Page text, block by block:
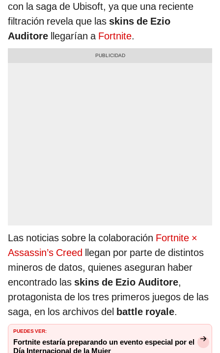
con la saga de Ubisoft, ya que una reciente
filtración revela que las skins de Ezio
Auditore llegarían a Fortnite.
Las noticias sobre la colaboración Fortnite ×
Assassin’s Creed llegan por parte de distintos
mineros de datos, quienes aseguran haber
encontrado las skins de Ezio Auditore,
protagonista de los tres primeros juegos de las
saga, en los archivos del battle royale.
PUEDES VER:
Fortnite estaría preparando un evento especial por el
Día Internacional de la Mujer